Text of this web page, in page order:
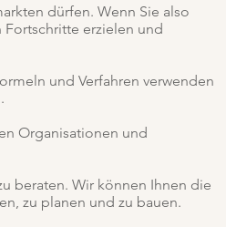
dürfen. Wenn Sie also
Fortschritte erzielen und
und Verfahren verwenden
Organisationen und
beraten. Wir können Ihnen die
zu planen und zu bauen.